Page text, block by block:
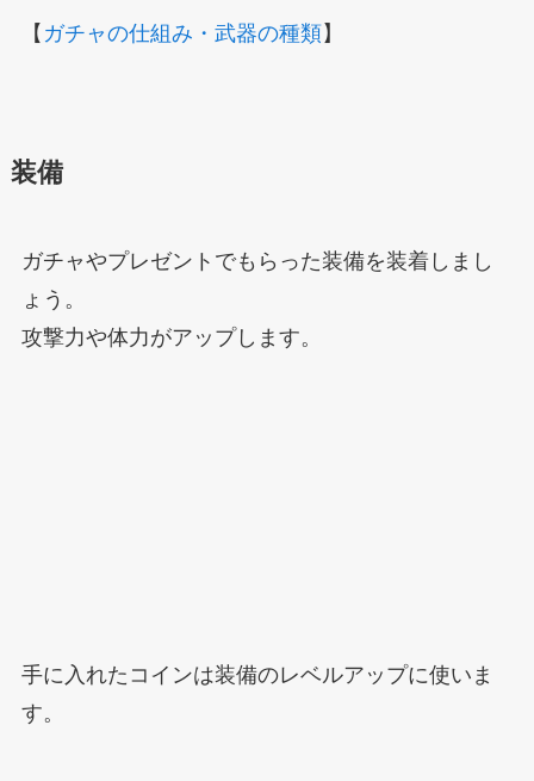
【 ガチャの仕組み・武器の種類】
装備
ガチャやプレゼントでもらった装備を装着しまし
ょう。
攻撃力や体力がアップします。
手に入れたコインは装備のレベルアップに使いま
す。